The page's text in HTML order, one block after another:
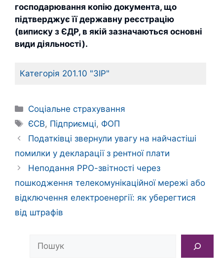
господарювання копію документа, що
підтверджує її державну реєстрацію
(виписку з ЄДР, в якій зазначаються основні
види діяльності).
Категорія 201.10 "ЗІР"
Категорії
Соціальне страхування
Позначки
ЄСВ, Підприємці, ФОП
Податківці звернули увагу на найчастіші
помилки у декларації з рентної плати
Неподання РРО-звітності через
пошкодження телекомунікаційної мережі або
відключення електроенергії: як уберегтися
від штрафів
Пошук